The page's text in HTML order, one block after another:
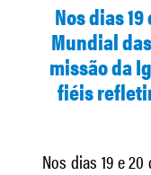
Nos dias
Mundial
missão da
fiéis
Nos dias 19 e